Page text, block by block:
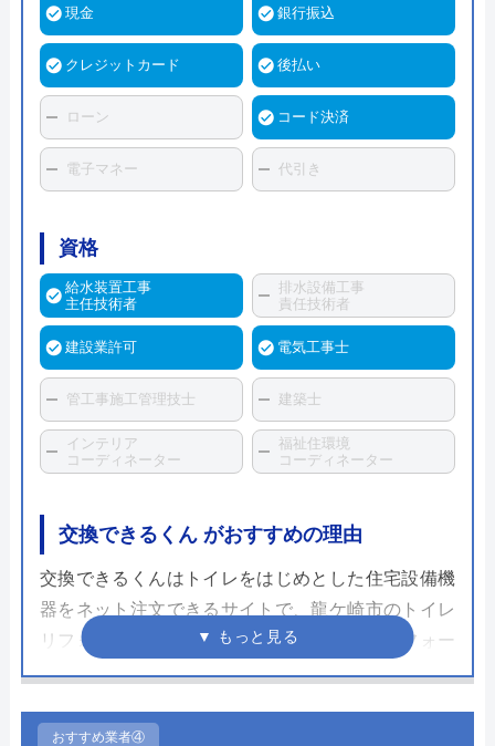
現金 銀行振込
クレジットカード 後払い
ローン コード決済
電子マネー 代引き
資格
給水装置工事
主任技術者
排水設備工事
責任技術者
建設業許可 電気工事士
管工事施工管理技士 建築士
インテリア
コーディネーター
福祉住環境
コーディネーター
交換できるくん がおすすめの理由
交換できるくんはトイレをはじめとした住宅設備機
器をネット注文できるサイトで、龍ケ崎市のトイレ
リフォームに対応しています。見積もり専用フォー
ムから写真を送るだけで見積もりが進むため、現地
み、その分の人件費をカットすることで低価格で商
おすすめ業者④